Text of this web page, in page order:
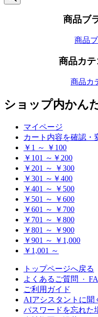
検
商品ブ
商品
商品カ
商品カ
ショップ内かん
マイページ
カート内容を確認・
￥1 ～ ￥100
￥101 ～￥200
￥201 ～ ￥300
￥301 ～￥400
￥401 ～ ￥500
￥501 ～ ￥600
￥601 ～ ￥700
￥701 ～ ￥800
￥801 ～ ￥900
￥901 ～ ￥1,000
￥1,001 ～
トップページへ戻る
よくあるご質問 ·
ご利用ガイド
AIアシスタントに聞
パスワードを忘れた